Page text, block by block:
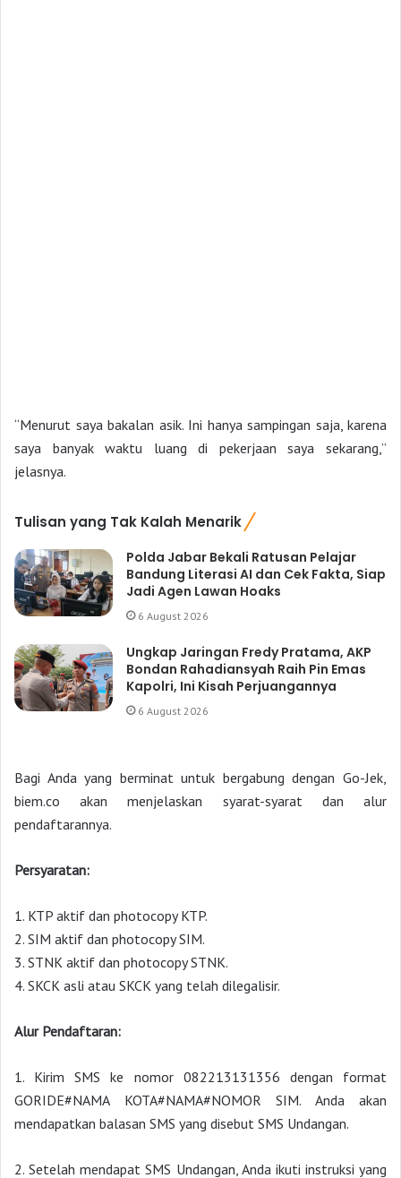
“Menurut saya bakalan asik. Ini hanya sampingan saja, karena
saya banyak waktu luang di pekerjaan saya sekarang,”
jelasnya.
Tulisan yang Tak Kalah Menarik
Polda Jabar Bekali Ratusan Pelajar
Bandung Literasi AI dan Cek Fakta, Siap
Jadi Agen Lawan Hoaks
6 August 2026
Ungkap Jaringan Fredy Pratama, AKP
Bondan Rahadiansyah Raih Pin Emas
Kapolri, Ini Kisah Perjuangannya
6 August 2026
Bagi Anda yang berminat untuk bergabung dengan Go-Jek,
biem.co akan menjelaskan syarat-syarat dan alur
pendaftarannya.
Persyaratan:
1. KTP aktif dan photocopy KTP.
2. SIM aktif dan photocopy SIM.
3. STNK aktif dan photocopy STNK.
4. SKCK asli atau SKCK yang telah dilegalisir.
Alur Pendaftaran:
1. Kirim SMS ke nomor 082213131356 dengan format
GORIDE#NAMA KOTA#NAMA#NOMOR SIM. Anda akan
mendapatkan balasan SMS yang disebut SMS Undangan.
2. Setelah mendapat SMS Undangan, Anda ikuti instruksi yang